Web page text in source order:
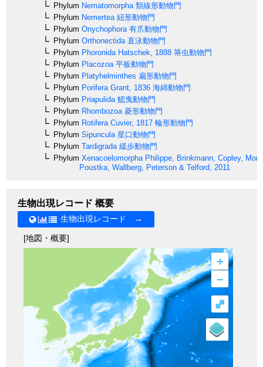
Phylum Nematomorpha 類線形動物門
Phylum Nemertea 紐形動物門
Phylum Onychophora 有爪動物門
Phylum Orthonectida 直泳動物門
Phylum Phoronida Hatschek, 1888 箒虫動物門
Phylum Placozoa 平板動物門
Phylum Platyhelminthes 扁形動物門
Phylum Porifera Grant, 1836 海綿動物門
Phylum Priapulida 鰓曳動物門
Phylum Rhombozoa 菱形動物門
Phylum Rotifera Cuvier, 1817 輪形動物門
Phylum Sipuncula 星口動物門
Phylum Tardigrada 緩歩動物門
Phylum Xenacoelomorpha Philippe, Brinkmann, Copley,
Poustka, Wallberg, Peterson & Telford, 2011
生物出現レコード 概要
生物出現レコード →
[地図・概要]
+
–
⤢